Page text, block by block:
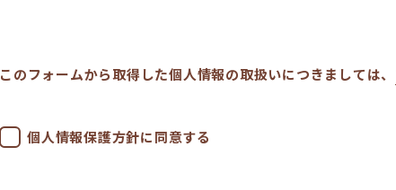
このフォームから取得した個人情報の取扱いにつきましては、
個人情報保護方針に同意する